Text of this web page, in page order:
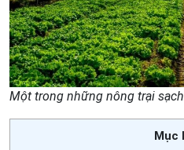
Một trong những nông trại
Mục